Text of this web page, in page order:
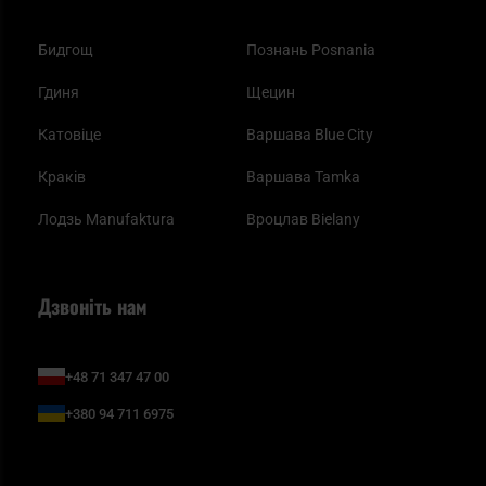
Бидгощ
Гдиня
Катовіце
Краків
Лодзь Manufaktura
Познань Posnania
Щецин
Варшава Blue City
Варшава Tamka
Вроцлав Bielany
Дзвоніть нам
+48 71 347 47 00
+380 94 711 6975